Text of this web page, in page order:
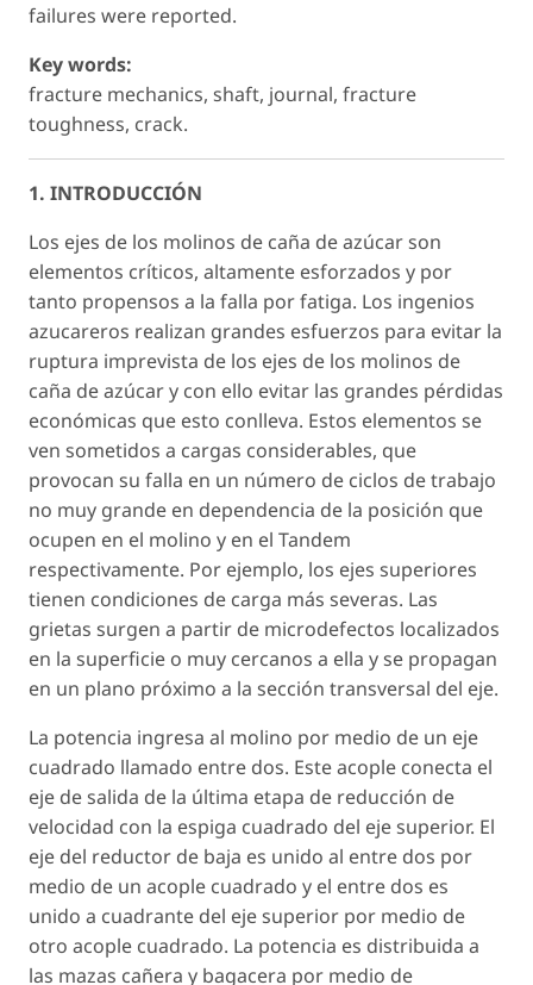
failures were reported.
Key words:
fracture mechanics, shaft, journal, fracture
toughness, crack.
1. INTRODUCCIÓN
Los ejes de los molinos de caña de azúcar son
elementos críticos, altamente esforzados y por
tanto propensos a la falla por fatiga. Los ingenios
azucareros realizan grandes esfuerzos para evitar la
ruptura imprevista de los ejes de los molinos de
caña de azúcar y con ello evitar las grandes pérdidas
económicas que esto conlleva. Estos elementos se
ven sometidos a cargas considerables, que
provocan su falla en un número de ciclos de trabajo
no muy grande en dependencia de la posición que
ocupen en el molino y en el Tandem
respectivamente. Por ejemplo, los ejes superiores
tienen condiciones de carga más severas. Las
grietas surgen a partir de microdefectos localizados
en la superficie o muy cercanos a ella y se propagan
en un plano próximo a la sección transversal del eje.
La potencia ingresa al molino por medio de un eje
cuadrado llamado entre dos. Este acople conecta el
eje de salida de la última etapa de reducción de
velocidad con la espiga cuadrado del eje superior. El
eje del reductor de baja es unido al entre dos por
medio de un acople cuadrado y el entre dos es
unido a cuadrante del eje superior por medio de
otro acople cuadrado. La potencia es distribuida a
las mazas cañera y bagacera por medio de